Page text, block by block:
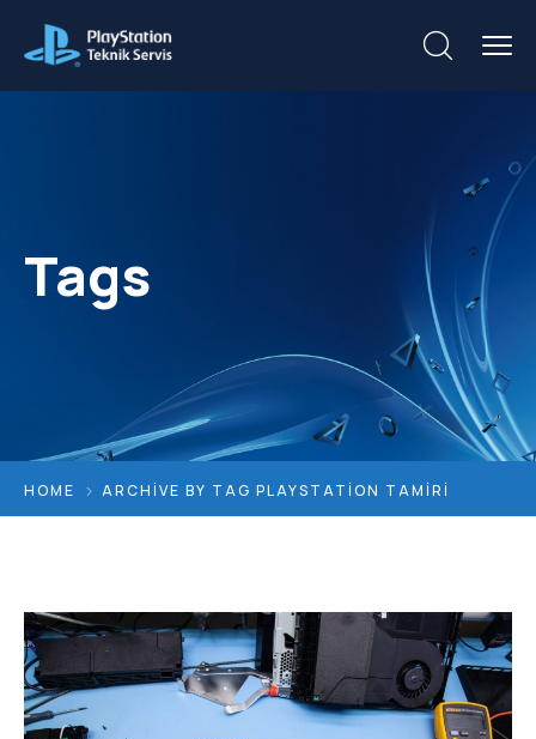
Tags
HOME ARCHIVE BY TAG PLAYSTATION TAMIRI